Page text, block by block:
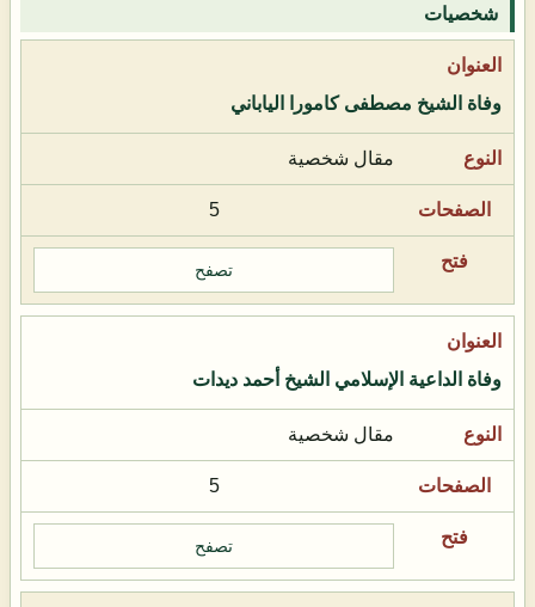
شخصيات
وفاة الشيخ مصطفى كامورا الياباني
مقال شخصية
5
تصفح
وفاة الداعية الإسلامي الشيخ أحمد ديدات
مقال شخصية
5
تصفح